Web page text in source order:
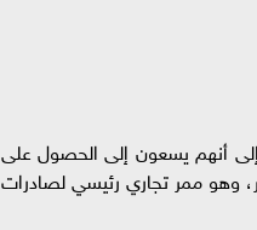
أنهم يسعون إلى الحصول على
وهو ممر تجاري رئيسي لصادرات